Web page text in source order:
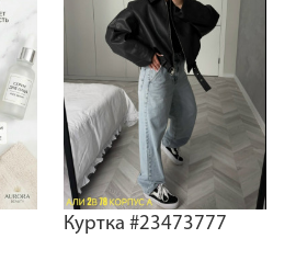
Куртка #23473777